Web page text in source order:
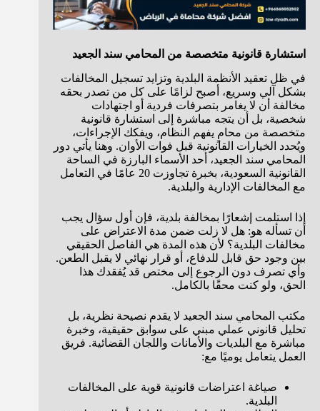
استشارة قانونية متخصصة من المحامي سند الجعيد
في ظل تعقيد الأنظمة البلدية وتزايد تسجيل المخالفات
بشكل آلي وسريع، أصبح لزامًا على كل من تصدر بحقه
مخالفة أن لا يغامر بتصرفات فردية أو اجتهادات
شخصية، بل أن يتجه مباشرة إلى استشارة قانونية
متخصصة من محامٍ يفهم النظام، ويفكك الإجراءات،
ويُحدد الخيارات القانونية قبل فوات الأوان. وهنا يأتي دور
المحامي سند الجعيد، أحد الأسماء البارزة في الساحة
القانونية السعودية، بخبرة تجاوزت 20 عامًا في التعامل
مع المخالفات الإدارية والبلدية.
إذا استلمت إشعارًا بمخالفة بلدية، فإن أول سؤال يجب
أن تسأله هو: هل لا زلت ضمن مدة الاعتراض على
مخالفات البلدية؟ لأن هذه المدة هي الفاصل الحقيقي
بين وجود حق قابل للدفاع، أو قرار نهائي لا يقبل الطعن.
وأي تصرف دون الرجوع إلى مختص قد يُفقدك هذا
الحق، ولو كنت محقًا بالكامل.
مكتب المحامي سند الجعيد لا يقدم نصيحة نظرية، بل
تحليل قانوني عملي مبني على سوابق حقيقية، وخبرة
مباشرة مع البلديات والأمانات واللجان القضائية. فريق
العمل يتعامل يوميًا مع:
صياغة اعتراضات قانونية قوية على المخالفات
البلدية.